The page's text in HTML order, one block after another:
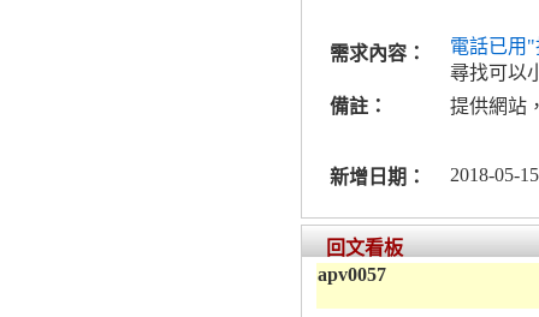
需求內容：
電話已用
尋找可以
備註：
提供網站
新增日期： 2018-05-
回文看板
apv0057